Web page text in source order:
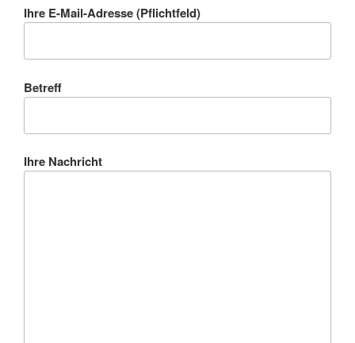
Ihre E-Mail-Adresse (Pflichtfeld)
Betreff
Ihre Nachricht